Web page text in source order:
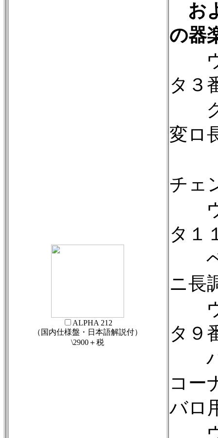
ALPHA 212
（国内仕様盤・日本語解説付）
\2900＋税
お
の器
ヴ
タ３
ク
変ロ
チェ
ヴ
タ１
ベ
ニ長
ヴ
タ９
バ
コー
バロ
ヴ